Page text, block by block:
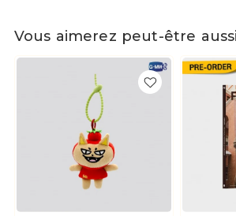
Vous aimerez peut-être